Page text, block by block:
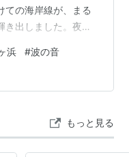
ての海岸線が、まる
き出しました。夜光
り。 そして、足元
光。 それは、いく
な夜でした。 あの幻
めてみました。 心地
浜 #波の音
もっと見る